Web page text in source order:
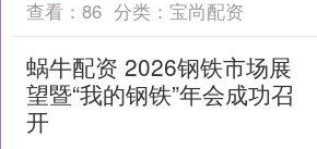
查看： 86 分类： 宝尚配资
蜗牛配资 2026钢铁市场展
望暨“我的钢铁”年会成功召
开